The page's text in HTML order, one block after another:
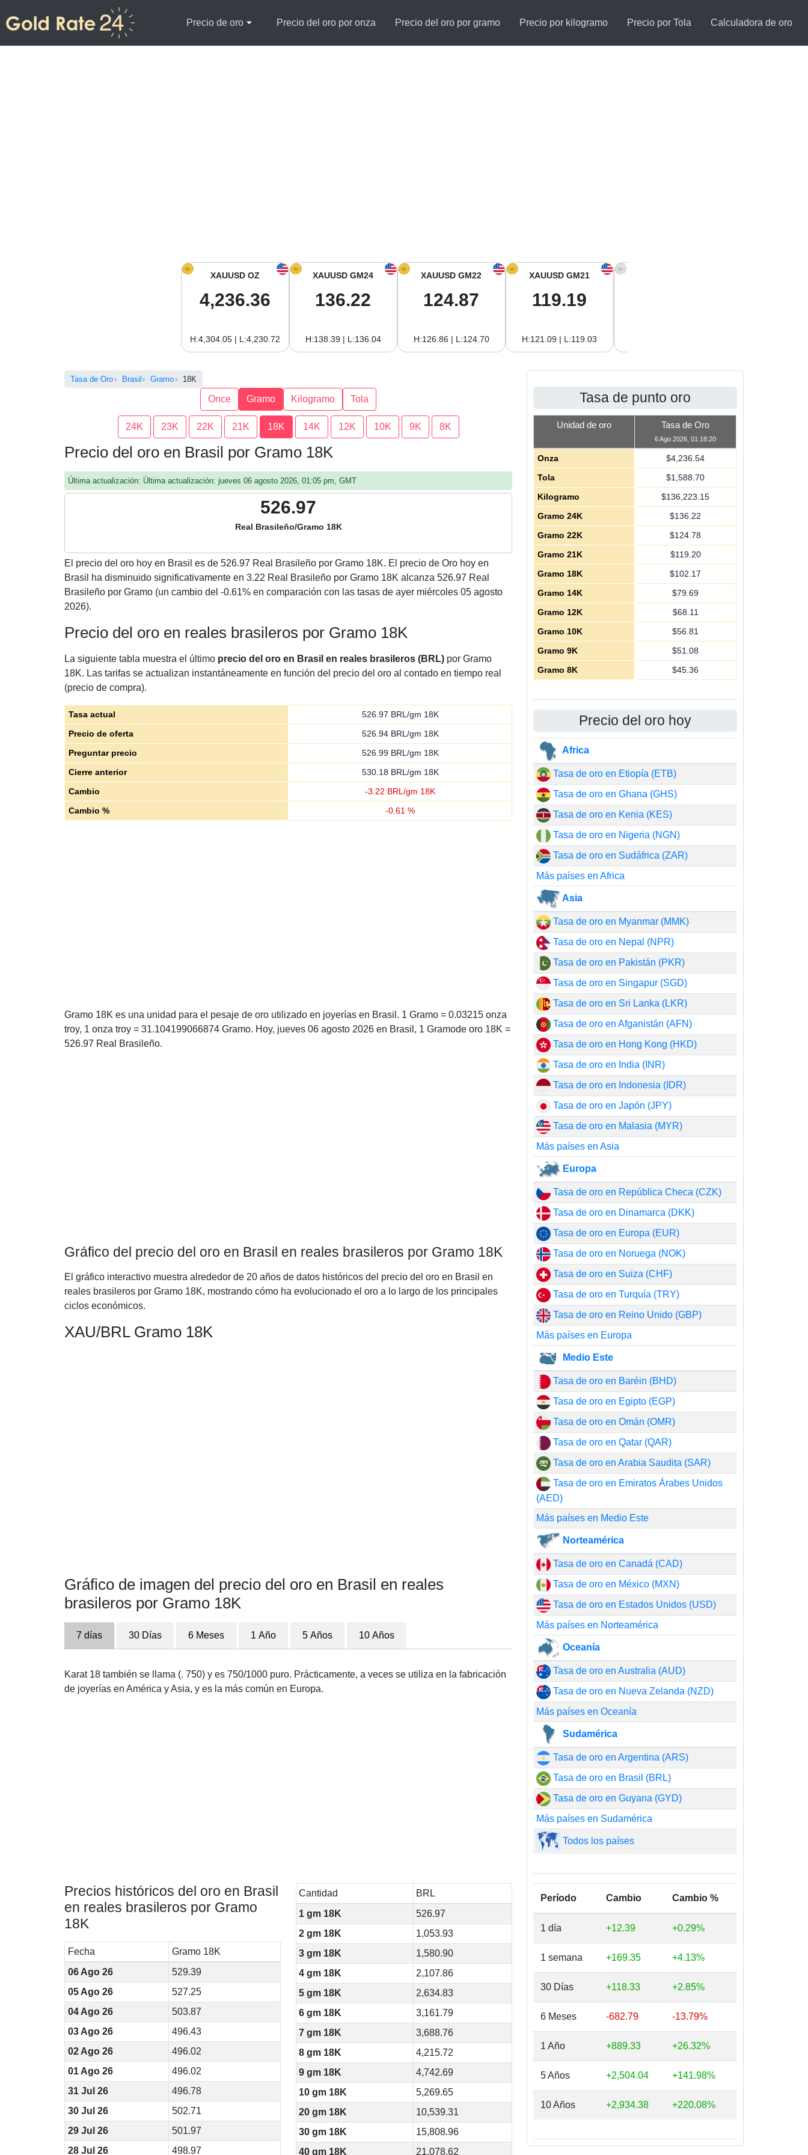
Precio de oro Precio del oro por onza Precio del oro por gramo Precio por kilogramo Precio por Tola Calculadora de oro
XAUUSD OZ
4,236.36
H:4,304.05 | L:4,230.72
XAUUSD GM24
136.22
H:138.39 | L:136.04
XAUUSD GM22
124.87
H:126.86 | L:124.70
XAUUSD GM21
119.19
H:121.09 | L:119.03
Tasa de Oro Brasil Gramo 18K
Once Gramo Kilogramo Tola
24K 23K 22K 21K 18K 14K 12K 10K 9K 8K
Precio del oro en Brasil por Gramo 18K
Última actualización: Última actualización: jueves 06 agosto 2026, 01:05 pm, GMT
526.97
Real Brasileño/Gramo 18K
El precio del oro hoy en Brasil es de 526.97 Real Brasileño por Gramo 18K. El precio de Oro hoy en
Brasil ha disminuido significativamente en 3.22 Real Brasileño por Gramo 18K alcanza 526.97 Real
Brasileño por Gramo (un cambio del -0.61% en comparación con las tasas de ayer miércoles 05 agosto
2026).
Precio del oro en reales brasileros por Gramo 18K
La siguiente tabla muestra el último precio del oro en Brasil en reales brasileros (BRL) por Gramo
18K. Las tarifas se actualizan instantáneamente en función del precio del oro al contado en tiempo real
(precio de compra).
Tasa actual 526.97 BRL/gm 18K
Precio de oferta
526.94BRL/gm 18K
Preguntar precio
526.99BRL/gm 18K
Cierre anterior
530.18 BRL/gm 18K
Cambio
-3.22 BRL/gm 18K
Cambio %
-0.61 %
Gramo 18K es una unidad para el pesaje de oro utilizado en joyerías en Brasil. 1 Gramo = 0.03215 onza
troy, 1 onza troy = 31.104199066874 Gramo. Hoy, jueves 06 agosto 2026 en Brasil, 1 Gramode oro 18K =
526.97 Real Brasileño.
Gráfico del precio del oro en Brasil en reales brasileros por Gramo 18K
El gráfico interactivo muestra alrededor de 20 años de datos históricos del precio del oro en Brasil en
reales brasileros por Gramo 18K, mostrando cómo ha evolucionado el oro a lo largo de los principales
ciclos económicos.
XAU/BRL Gramo 18K
Gráfico de imagen del precio del oro en Brasil en reales
brasileros por Gramo 18K
7 días 30 Días 6 Meses 1 Año 5 Años 10 Años
Karat 18 también se llama (. 750) y es 750/1000 puro. Prácticamente, a veces se utiliza en la fabricación
de joyerías en América y Asia, y es la más común en Europa.
Precios históricos del oro en Brasil
en reales brasileros por Gramo
18K
Fecha
Gramo 18K
06 Ago 26
529.39
05 Ago 26
527.25
04 Ago 26
503.87
03 Ago 26
496.43
02 Ago 26
496.02
01 Ago 26
496.02
31 Jul 26
496.78
30 Jul 26
502.71
29 Jul 26
501.97
28 Jul 26
498.97
Cantidad
BRL
1 gm 18K
526.97
2 gm 18K
1,053.93
3 gm 18K
1,580.90
4 gm 18K
2,107.86
5 gm 18K
2,634.83
6 gm 18K
3,161.79
7 gm 18K
3,688.76
8 gm 18K
4,215.72
9 gm 18K
4,742.69
10 gm 18K
5,269.65
20 gm 18K
10,539.31
30 gm 18K
15,808.96
40 gm 18K
21,078.62
Tasa de punto oro
Unidad de oro Tasa de Oro
6 Ago 2026, 01:18:20
Onza $4,236.54
Tola
$1,588.70
Kilogramo
$136,223.15
Gramo 24K
$136.22
Gramo 22K
$124.78
Gramo 21K
$119.20
Gramo 18K
$102.17
Gramo 14K
$79.69
Gramo 12K
$68.11
Gramo 10K
$56.81
Gramo 9K
$51.08
Gramo 8K
$45.36
Precio del oro hoy
Africa
Tasa de oro en Etiopía (ETB)
Tasa de oro en Ghana (GHS)
Tasa de oro en Kenia (KES)
Tasa de oro en Nigeria (NGN)
Tasa de oro en Sudáfrica (ZAR)
Más países en Africa
Asia
Tasa de oro en Myanmar (MMK)
Tasa de oro en Nepal (NPR)
Tasa de oro en Pakistán (PKR)
Tasa de oro en Singapur (SGD)
Tasa de oro en Sri Lanka (LKR)
Tasa de oro en Afganistán (AFN)
Tasa de oro en Hong Kong (HKD)
Tasa de oro en India (INR)
Tasa de oro en Indonesia (IDR)
Tasa de oro en Japón (JPY)
Tasa de oro en Malasia (MYR)
Más países en Asia
Europa
Tasa de oro en República Checa (CZK)
Tasa de oro en Dinamarca (DKK)
Tasa de oro en Europa (EUR)
Tasa de oro en Noruega (NOK)
Tasa de oro en Suiza (CHF)
Tasa de oro en Turquía (TRY)
Tasa de oro en Reino Unido (GBP)
Más países en Europa
Medio Este
Tasa de oro en Baréin (BHD)
Tasa de oro en Egipto (EGP)
Tasa de oro en Omán (OMR)
Tasa de oro en Qatar (QAR)
Tasa de oro en Arabia Saudita (SAR)
Tasa de oro en Emiratos Árabes Unidos
(AED)
Más países en Medio Este
Norteamérica
Tasa de oro en Canadá (CAD)
Tasa de oro en México (MXN)
Tasa de oro en Estados Unidos (USD)
Más países en Norteamérica
Oceanía
Tasa de oro en Australia (AUD)
Tasa de oro en Nueva Zelanda (NZD)
Más países en Oceanía
Sudamérica
Tasa de oro en Argentina (ARS)
Tasa de oro en Brasil (BRL)
Tasa de oro en Guyana (GYD)
Más países en Sudamérica
Todos los países
Período Cambio Cambio %
1 día +12.39 +0.29%
1 semana +169.35 +4.13%
30 Días +118.33 +2.85%
6 Meses -682.79 -13.79%
1 Año +889.33 +26.32%
5 Años +2,504.04 +141.98%
10 Años +2,934.38 +220.08%